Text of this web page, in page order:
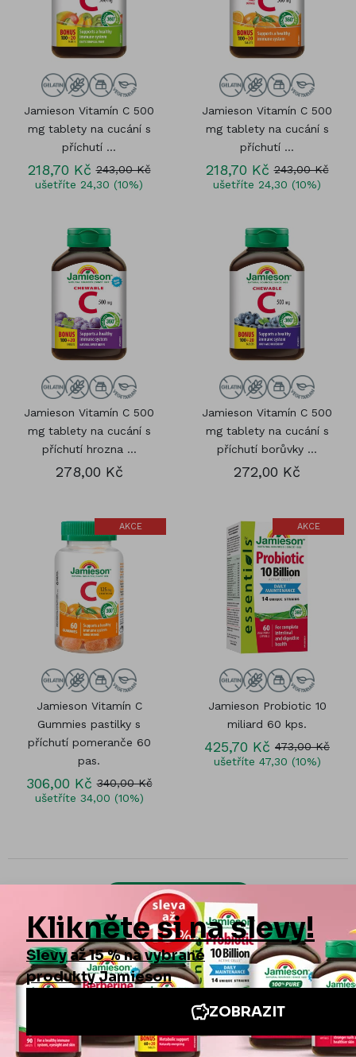
Jamieson Vitamín C 500
mg tablety na cucání s
příchutí ...
218,70 Kč 243,00 Kč
ušetříte 24,30 (10%)
Jamieson Vitamín C 500
mg tablety na cucání s
příchutí ...
218,70 Kč 243,00 Kč
ušetříte 24,30 (10%)
Jamieson Vitamín C 500
mg tablety na cucání s
příchutí hrozna ...
278,00 Kč
Jamieson Vitamín C 500
mg tablety na cucání s
příchutí borůvky ...
272,00 Kč
AKCE
Jamieson Vitamín C
Gummies pastilky s
příchutí pomeranče 60
pas.
306,00 Kč 340,00 Kč
ušetříte 34,00 (10%)
AKCE
Jamieson Probiotic 10
miliard 60 kps.
425,70 Kč 473,00 Kč
ušetříte 47,30 (10%)
DALŠÍ PRODUKTY
Zobrazit všechno